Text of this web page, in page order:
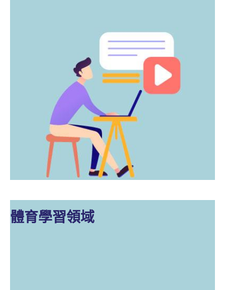
體育學習領域